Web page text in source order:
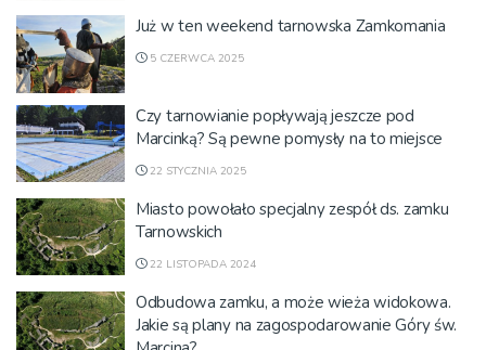
Już w ten weekend tarnowska Zamkomania
5 CZERWCA 2025
Czy tarnowianie popływają jeszcze pod
Marcinką? Są pewne pomysły na to miejsce
22 STYCZNIA 2025
Miasto powołało specjalny zespół ds. zamku
Tarnowskich
22 LISTOPADA 2024
Odbudowa zamku, a może wieża widokowa.
Jakie są plany na zagospodarowanie Góry św.